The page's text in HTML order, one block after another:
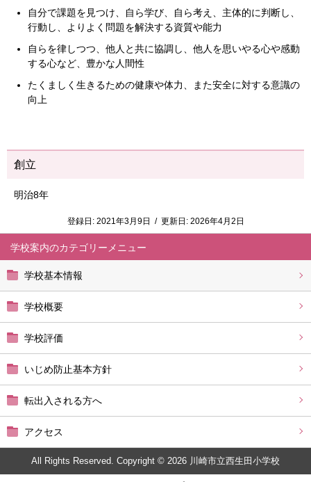
学校案内
学校基本情報
学校概要
学校評価
いじめ防止基本方針
転出入される方へ
アクセス
自分で課題を見つけ、自ら学び、自ら考え、主体的に判断し、
行動し、よりよく問題を解決する資質や能力
自らを律しつつ、他人と共に協調し、他人を思いやる心や感動
する心など、豊かな人間性
たくましく生きるための健康や体力、また安全に対する意識の
向上
創立
明治8年
登録日: 2021年3月9日 / 更新日: 2026年4月2日
All Rights Reserved. Copyright © 2026 川崎市立西生田小学校